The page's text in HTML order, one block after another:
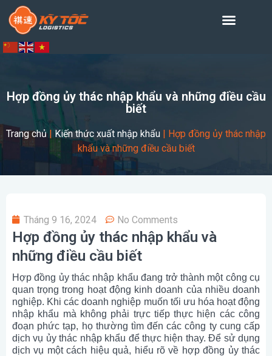
Hợp đồng ủy thác nhập khẩu và những điều cầu
biết
Trang chủ| Kiến thức xuất nhập khẩu | Hợp đồng ủy thác nhập
khẩu và những điều cầu biết
Tháng 9 16, 2024 No Comments
Hợp đồng ủy thác nhập khẩu và
những điều cầu biết
Hợp đồng ủy thác nhập khẩu đang trở thành một công cụ
quan trọng trong hoạt động kinh doanh của nhiều doanh
nghiệp. Khi các doanh nghiệp muốn tối ưu hóa hoạt động
nhập khẩu mà không phải trực tiếp thực hiện các công
đoạn phức tạp, họ thường tìm đến các công ty cung cấp
dịch vụ ủy thác nhập khẩu để thực hiện thay. Để sử dụng
dịch vụ một cách hiệu quả, hiểu rõ về hợp đồng ủy thác